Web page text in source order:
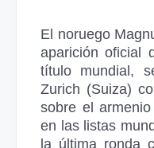
El noruego
aparición oficial
título mundial,
Zurich (Suiza)
sobre el
en las listas
la última ronda